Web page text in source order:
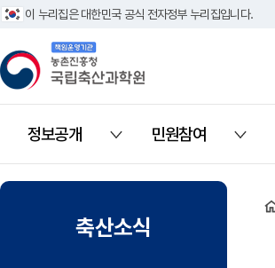
이 누리집은 대한민국 공식 전자정부 누리집입니다.
책임운영기관 농촌진흥청 국립축산과학원
정보공개
열기
민원참여
열기
축산소식